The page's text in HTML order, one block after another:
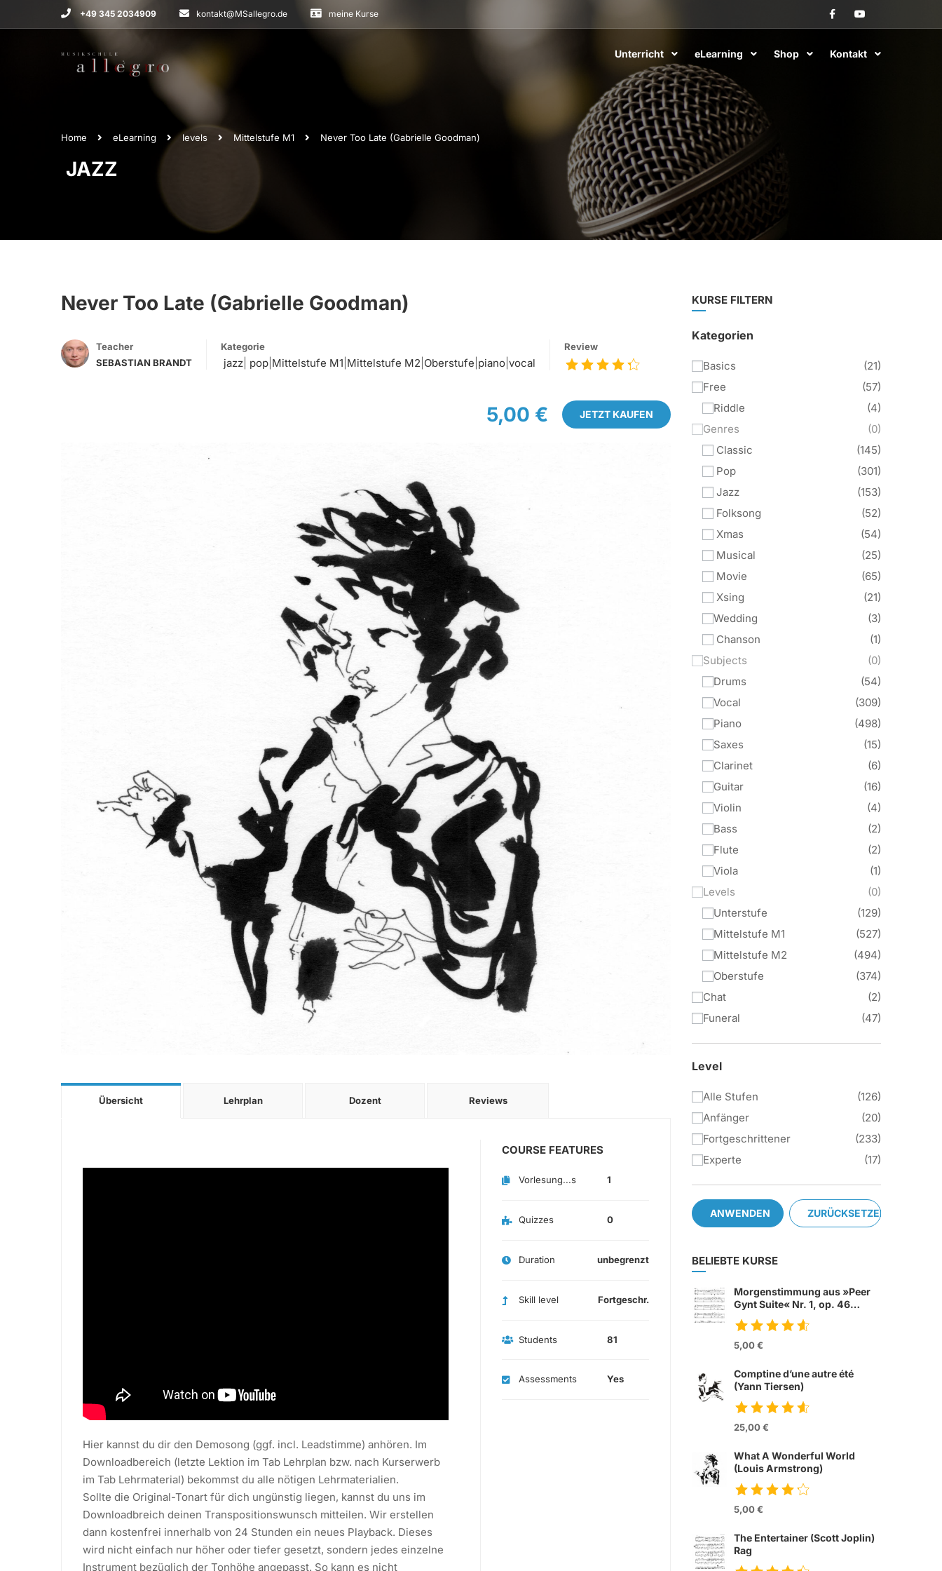
+49 345 2034909 kontakt@MSallegro.de meine Kurse
Unterricht eLearning Shop Kontakt
Home eLearning levels Mittelstufe M1 Never Too Late (Gabrielle Goodman)
JAZZ
Never Too Late (Gabrielle Goodman)
Teacher
SEBASTIAN BRANDT
Kategorie
jazz pop Mittelstufe M1 Mittelstufe M2 Oberstufe piano vocal
Review
5,00 € JETZT KAUFEN
Übersicht Lehrplan Dozent Reviews
Hier kannst du dir den Demosong (ggf. incl. Leadstimme) anhören. Im
Downloadbereich (letzte Lektion im Tab Lehrplan bzw. nach Kurserwerb
im Tab Lehrmaterial) bekommst du alle nötigen Lehrmaterialien.
Sollte die Original-Tonart für dich ungünstig liegen, kannst du uns im
Downloadbreich deinen Transpositionswunsch mitteilen. Wir erstellen
dann kostenfrei innerhalb von 24 Stunden ein neues Playback. Dieses
wird nicht einfach nur höher oder tiefer gesetzt, sondern jedes einzelne
Instrument bezüglich der Tonhöhe angepasst. So kann es nicht
COURSE FEATURES
Vorlesung...s 1
Quizzes 0
Duration unbegrenzt
Skill level Fortgeschr.
Students 81
Assessments Yes
KURSE FILTERN
Kategorien
Basics
21
Free
57
Riddle
4
Genres
0
Classic
145
Pop
301
Jazz
153
Folksong
52
Xmas
54
Musical
25
Movie
65
Xsing
21
Wedding
3
Chanson
1
Subjects
0
Drums
54
Vocal
309
Piano
498
Saxes
15
Clarinet
6
Guitar
16
Violin
4
Bass
2
Flute
2
Viola
1
Levels
0
Unterstufe
129
Mittelstufe M1
527
Mittelstufe M2
494
Oberstufe
374
Chat
2
Funeral
47
Level
Alle Stufen
126
Anfänger
20
Fortgeschrittener
233
Experte
17
ANWENDEN ZURÜCKSETZEN
BELIEBTE KURSE
Morgenstimmung aus »Peer
Gynt Suite« Nr. 1, op. 46
(Edvard Grieg)
5,00 €
Comptine d’une autre été
(Yann Tiersen)
from movie »Die
fabelhafte Welt der
25,00 €
What A Wonderful World
(Louis Armstrong)
5,00 €
The Entertainer (Scott Joplin)
Rag